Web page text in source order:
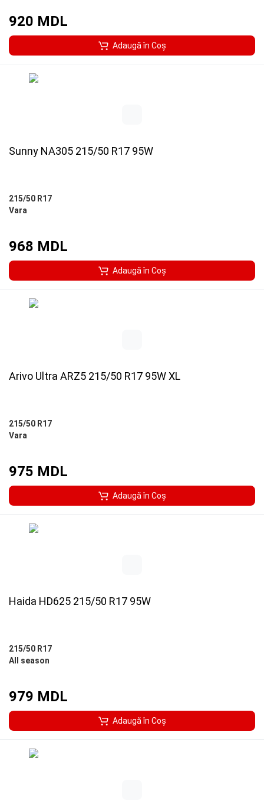
920 MDL
Adaugă în Coş
Sunny NA305 215/50 R17 95W
215/50 R17
Vara
968 MDL
Adaugă în Coş
Arivo Ultra ARZ5 215/50 R17 95W XL
215/50 R17
Vara
975 MDL
Adaugă în Coş
Haida HD625 215/50 R17 95W
215/50 R17
All season
979 MDL
Adaugă în Coş